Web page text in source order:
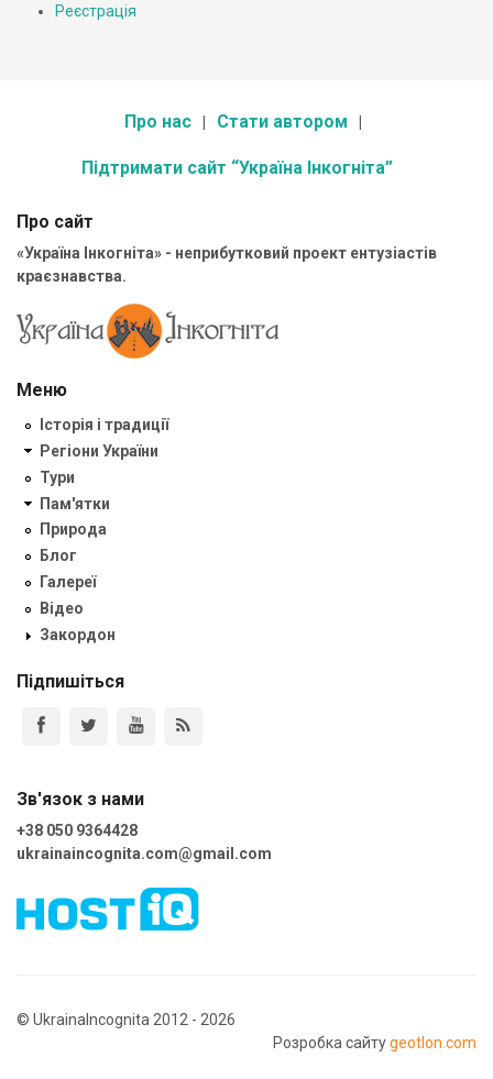
Реєстрація
Про нас Стати автором
Підтримати сайт “Україна Інкогніта”
Про сайт
«Україна Інкогніта» - неприбутковий проект ентузіастів
краєзнавства.
Меню
Історія і традиції
Регіони України
Тури
Пам'ятки
Природа
Блог
Галереї
Відео
Закордон
Підпишіться
Зв'язок з нами
+38 050 9364428
ukrainaincognita.com@gmail.com
© UkrainaIncognita 2012 - 2026
Розробка сайтуgeotlon.com